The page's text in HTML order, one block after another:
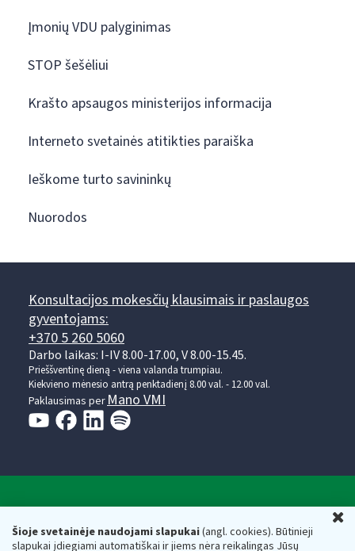
Šioje svetainėje naudojami slapukai(angl. cookies). Būtinieji
slapukai įdiegiami automatiškai ir jiems nėra reikalingas Jūsų
Įmonių VDU palyginimas
STOP šešėliui
Krašto apsaugos ministerijos informacija
Interneto svetainės atitikties paraiška
Ieškome turto savininkų
Nuorodos
Konsultacijos mokesčių klausimais ir paslaugos
gyventojams:
+370 5 260 5060
Darbo laikas: I-IV 8.00-17.00, V 8.00-15.45.
Prieššventinę dieną - viena valanda trumpiau.
Kiekvieno mėnesio antrą penktadienį 8.00 val. - 12.00 val.
Paklausimas per Mano VMI
Respublikos finansų ministerijos